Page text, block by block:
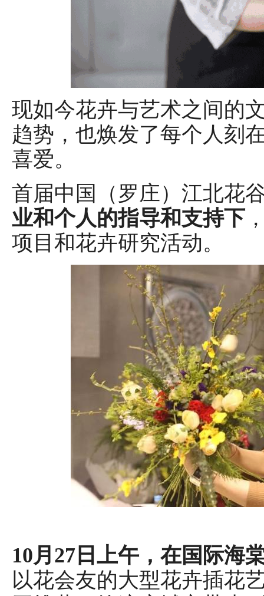
现如今花卉与艺术之间的
趋势，也焕发了每个人刻
喜爱。
首届中国（罗庄）江北花
业和个人的指导和支持下
项目和花卉研究活动。
10月27日上午，在国际海
以花会友的大型花卉插花